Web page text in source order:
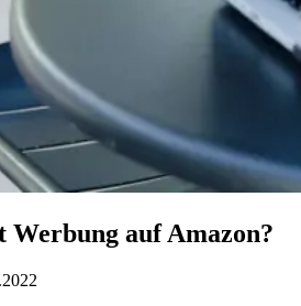
auf Amazon?